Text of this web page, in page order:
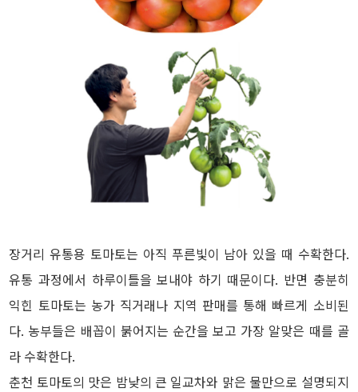
장거리 유통용 토마토는 아직 푸른빛이 남아 있을 때 수확한다.
유통 과정에서 하루이틀을 보내야 하기 때문이다. 반면 충분히
익힌 토마토는 농가 직거래나 지역 판매를 통해 빠르게 소비된
다. 농부들은 배꼽이 붉어지는 순간을 보고 가장 알맞은 때를 골
라 수확한다.
춘천 토마토의 맛은 밤낮의 큰 일교차와 맑은 물만으로 설명되지